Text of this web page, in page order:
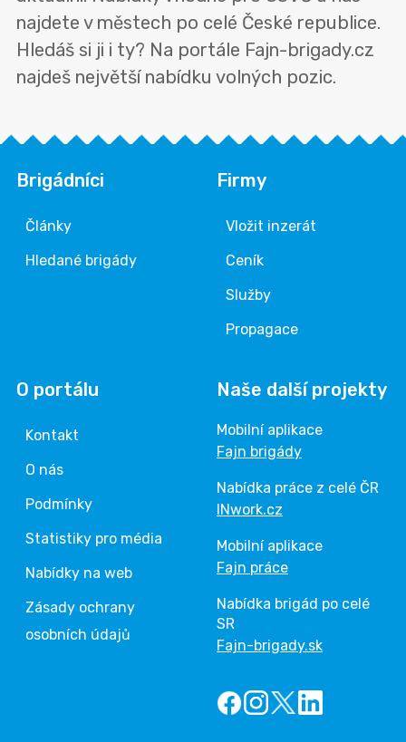
najdete v městech po celé České republice.
Hledáš si ji i ty? Na portále Fajn-brigady.cz
najdeš největší nabídku volných pozic.
Brigádníci
Články
Hledané brigády
Firmy
Vložit inzerát
Ceník
Služby
Propagace
O portálu
Kontakt
O nás
Podmínky
Statistiky pro média
Nabídky na web
Zásady ochrany
osobních údajů
Naše další projekty
Mobilní aplikace
Fajn brigády
Nabídka práce z celé ČR
INwork.cz
Mobilní aplikace
Fajn práce
Nabídka brigád po celé
SR
Fajn-brigady.sk